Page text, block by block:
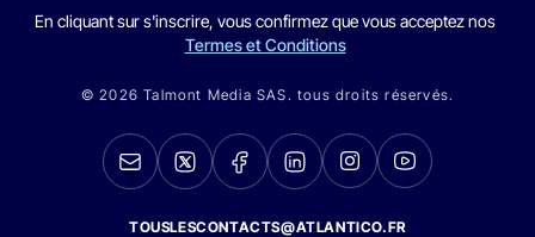
En cliquant sur s'inscrire, vous confirmez que vous acceptez nos
Termes et Conditions
© 2026 Talmont Media SAS. tous droits réservés.
TOUSLESCONTACTS@ATLANTICO.FR